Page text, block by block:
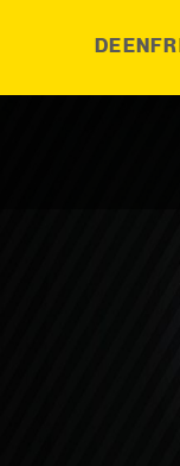
DE EN FR